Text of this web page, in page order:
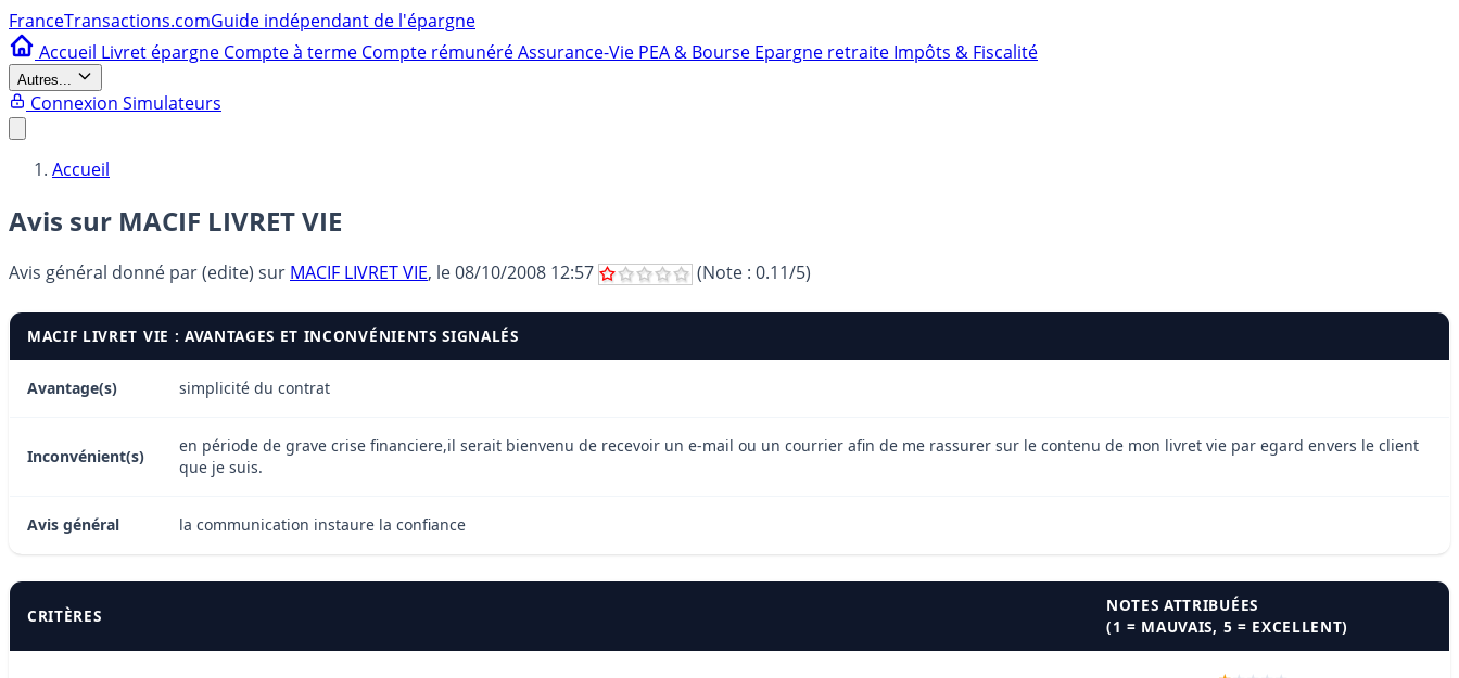
FranceTransactions.comGuide indépendant de l'épargne
Accueil Livret épargne Compte à terme Compte rémunéréAssurance-Vie PEA & Bourse Epargne retraite Impôts & Fiscalité
Autres...
Connexion Simulateurs
Accueil
Avis sur MACIF LIVRET VIE
Avis général donné par(edite) sur MACIF LIVRET VIE, le08/10/2008 12:57 (Note : 0.11/5)
MACIF LIVRET VIE : AVANTAGES ET INCONVÉNIENTS SIGNALÉS
Avantage(s) simplicité du contrat
Inconvénient(s)
en période de grave crise financiere,il serait bienvenu de recevoir un e-mail ou un courrier afin de me rassurer sur le contenu de mon livret vie par egard envers le client
que je suis.
Avis général la communication instaure la confiance
CRITÈRES
NOTES ATTRIBUÉES
(1 = MAUVAIS, 5 = EXCELLENT)